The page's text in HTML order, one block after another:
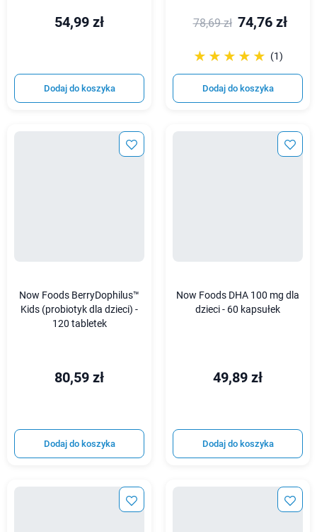
54,99 zł
Dodaj do koszyka
78,69 zł 74,76 zł
☆☆☆☆☆
★★★★★ (1)
Dodaj do koszyka
Now Foods BerryDophilus™
Kids (probiotyk dla dzieci) -
120 tabletek
80,59 zł
Dodaj do koszyka
Now Foods DHA 100 mg dla
dzieci - 60 kapsułek
49,89 zł
Dodaj do koszyka